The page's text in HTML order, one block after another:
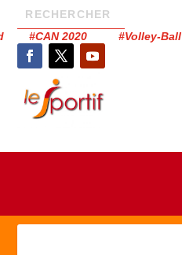
#CAN 2020 #Volley-Ball